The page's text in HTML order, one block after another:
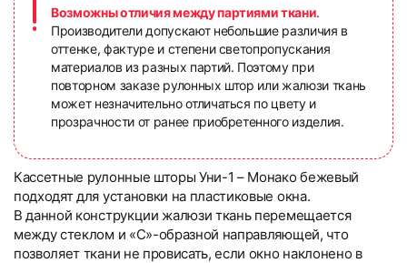
Возможны отличия между партиями ткани.
Производители допускают небольшие различия в
оттенке, фактуре и степени светопропускания
материалов из разных партий. Поэтому при
повторном заказе рулонных штор или жалюзи ткань
может незначительно отличаться по цвету и
прозрачности от ранее приобретенного изделия.
Кассетные рулонные шторы Уни-1 – Монако бежевый
подходят для установки на пластиковые окна.
В данной конструкции жалюзи ткань перемещается
между стеклом и «С»-образной направляющей, что
позволяет ткани не провисать, если окно наклонено в